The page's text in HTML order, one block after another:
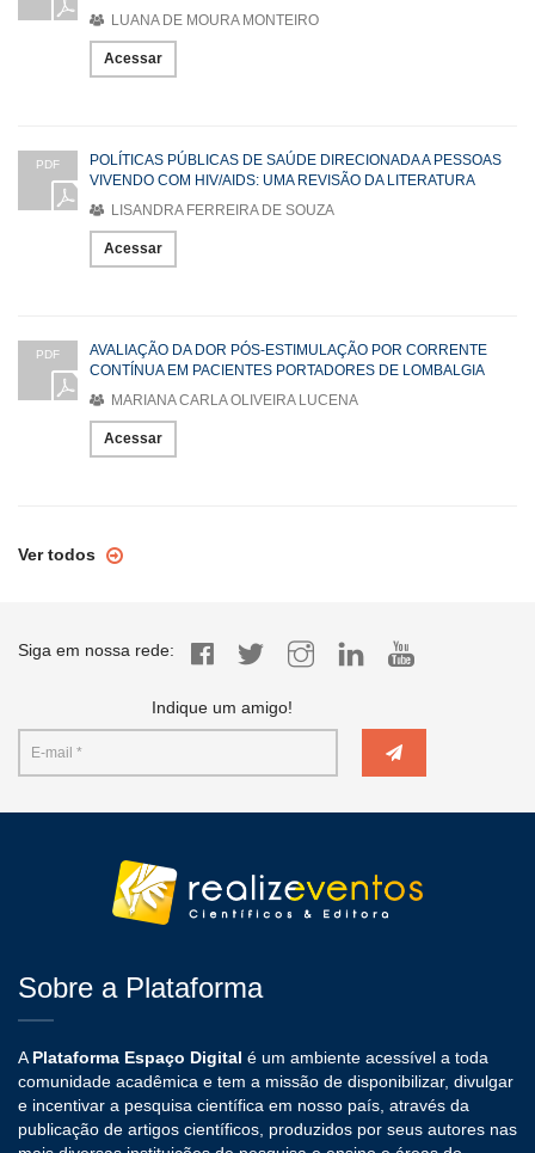
LUANA DE MOURA MONTEIRO
Acessar
PDF
POLÍTICAS PÚBLICAS DE SAÚDE DIRECIONADA A PESSOAS
VIVENDO COM HIV/AIDS: UMA REVISÃO DA LITERATURA
LISANDRA FERREIRA DE SOUZA
Acessar
PDF
AVALIAÇÃO DA DOR PÓS-ESTIMULAÇÃO POR CORRENTE
CONTÍNUA EM PACIENTES PORTADORES DE LOMBALGIA
MARIANA CARLA OLIVEIRA LUCENA
Acessar
Ver todos
Siga em nossa rede:
Indique um amigo!
Sobre a Plataforma
A Plataforma Espaço Digital é um ambiente acessível a toda
comunidade acadêmica e tem a missão de disponibilizar, divulgar
e incentivar a pesquisa científica em nosso país, através da
publicação de artigos científicos, produzidos por seus autores nas